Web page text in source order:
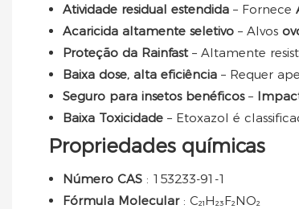
Atividade residual estendida – Fornece
Acaricida altamente seletivo – Alvos
Proteção da Rainfast – Altamente
Baixa dose, alta eficiência – Requer
Seguro para insetos benéficos –
Baixa Toxicidade – Etoxazol é
Propriedades químicas
Número CAS : 153233-91-1
Fórmula Molecular : C₂₁H₂₃F₂NO₂